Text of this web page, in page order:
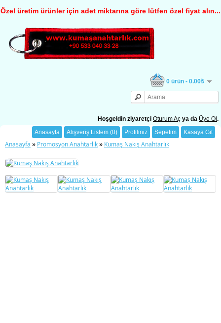
Özel üretim ürünler için adet miktarına göre lütfen özel fiyat alın...
0 ürün - 0.00₺
Hoşgeldin ziyaretçi Oturum Aç ya da Üye Ol .
Anasayfa
Alışveriş Listem (0) Profiliniz Sepetim Kasaya Git
Anasayfa » Promosyon Anahtarlık» Kumaş Nakış Anahtarlık